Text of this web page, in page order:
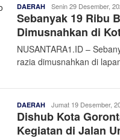
DAERAH Admin
Nusantara
Senin 29 Desember,
Sebanyak 19 Ribu
Dimusnahkan di
NUSANTARA1.ID –
razia dimusnahkan di
DAERAH Admin
Nusantara
Jumat 19 Desember,
Dishub Kota
Kegiatan di Jalan